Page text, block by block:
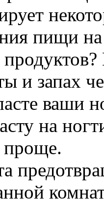
пищи на
и запах
ваши
на
проще.